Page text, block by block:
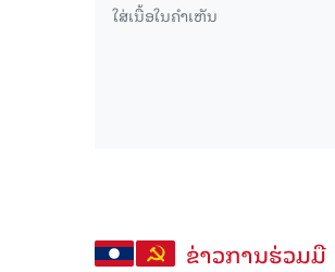
ຂ່າວການຮ່ວມມື